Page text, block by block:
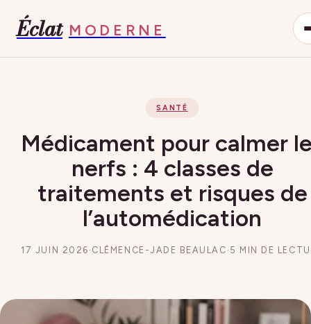
Éclat MODERNE
SANTÉ
Médicament pour calmer
nerfs : 4 classes de
traitements et risques de
l’automédication
17 JUIN 2026 · CLÉMENCE-JADE BEAULAC · 5 MIN DE